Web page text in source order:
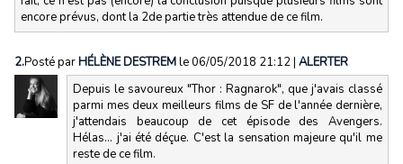
encore prévus, dont la 2de partie très attendue de ce film.
2.Posté parHÉLÈNE DESTREMle 06/05/2018 21:12| ALERTER
Depuis le savoureux "Thor : Ragnarok", que j'avais classé
parmi mes deux meilleurs films de SF de l'année dernière,
j'attendais beaucoup de cet épisode des Avengers.
Hélas... j'ai été déçue. C'est la sensation majeure qu'il me
reste de ce film.